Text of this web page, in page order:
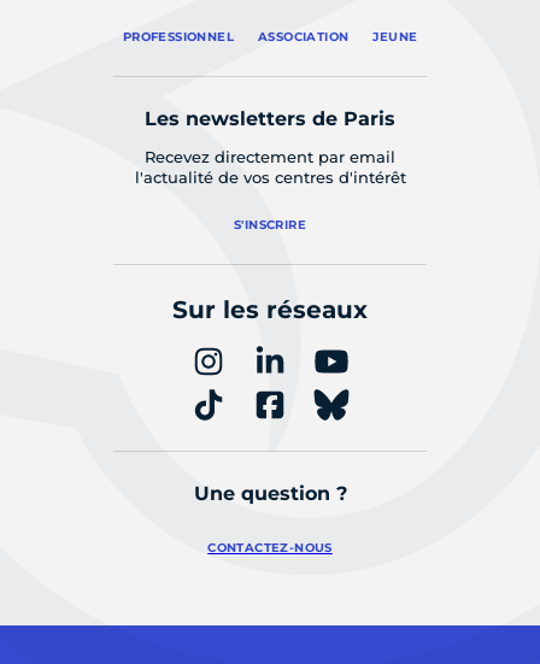
PROFESSIONNEL ASSOCIATION JEUNE
Les newsletters de Paris
Recevez directement par email
l'actualité de vos centres d'intérêt
S'INSCRIRE
Sur les réseaux
Une question ?
CONTACTEZ-NOUS